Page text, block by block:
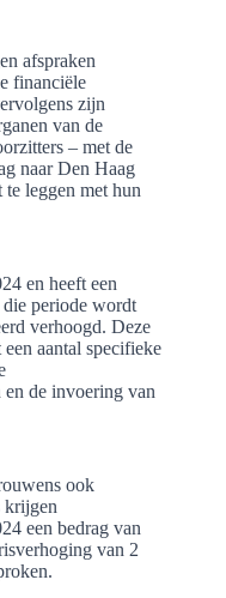
afspraken
financiële
zijn
van de
– met de
naar Den Haag
leggen met hun
en heeft een
periode wordt
verhoogd. Deze
aantal specifieke
en de invoering van
ook
krijgen
een bedrag van
van 2